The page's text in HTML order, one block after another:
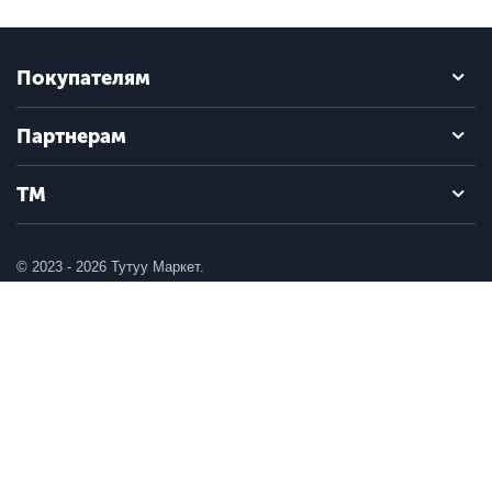
Покупателям
Партнерам
ТМ
© 2023 - 2026 Тутуу Маркет.